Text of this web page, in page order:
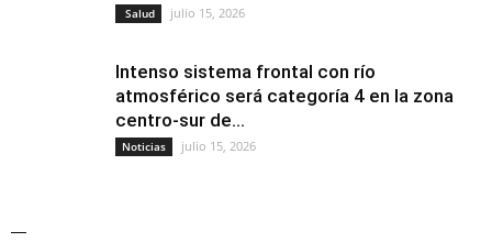
Salud julio 15, 2026
Intenso sistema frontal con río
atmosférico será categoría 4 en la zona
centro-sur de...
Noticias julio 15, 2026
—